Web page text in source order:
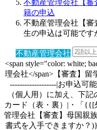
不動産管理会社【審
籍の申込
不動産管理会社【審
生の申込は可能です
不動産管理会社 【審
<span style="color: white;
理会社</span>【審査】留
-------------------|お申込可
（個人用）に加え、下
カード（表・裏）|・「{{[
管理会社【審査】母国親
書式を入手できますか？